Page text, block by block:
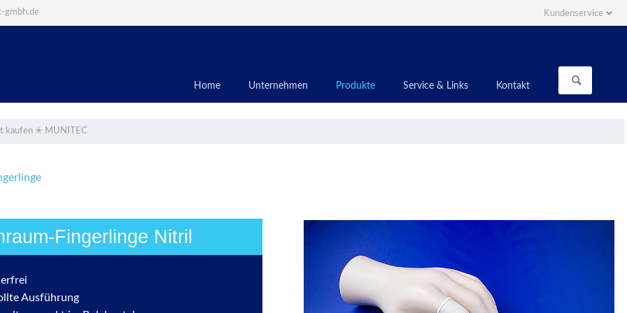
gmbh.de
Kundenservice
Navigation
überspringen
Home Unternehmen Produkte Service & Links Kontakt
kaufen ✭ MUNITEC
Fingerlinge Nitril
Ausführung